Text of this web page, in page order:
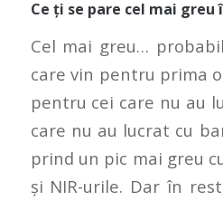
Ce ți se pare cel mai greu
Cel mai greu…
care vin pentru prima
pentru cei care nu au
care nu au lucrat cu
prind un pic mai greu
și NIR-urile. Dar în